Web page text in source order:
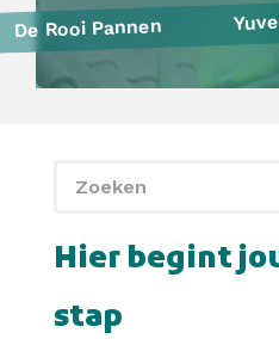
De Rooi Pannen
HAVO Voorlichtingen
De Rooi Pannen
HAVO Voorlichtingen
Hier begint
stap